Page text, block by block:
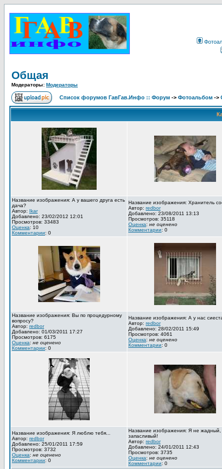
Общая
Модераторы: Модераторы
Список форумов ГавГав.Инфо :: Форум -> Фотоальбом ->
Название изображения: А у вашего друга есть
дача?
Автор: Ikar
Добавлено: 23/02/2012 12:01
Просмотров: 33483
Оценка: 10
Комментарии: 0
Название изображения: Хранитель
Автор: redbor
Добавлено: 23/08/2011 13:13
Просмотров: 35118
Оценка: не оценено
Комментарии: 0
Название изображения: Вы по процедурному
вопросу?
Автор: redbor
Добавлено: 01/03/2011 17:27
Просмотров: 6175
Оценка: не оценено
Комментарии: 0
Название изображения: А у нас
Автор: redbor
Добавлено: 28/02/2011 15:49
Просмотров: 4061
Оценка: не оценено
Комментарии: 0
Название изображения: Я люблю тебя...
Автор: redbor
Добавлено: 25/01/2011 17:59
Просмотров: 3732
Оценка: не оценено
Комментарии: 0
Название изображения: Я не жадный,
запасливый!
Автор: redbor
Добавлено: 24/01/2011 12:43
Просмотров: 3735
Оценка: не оценено
Комментарии: 0